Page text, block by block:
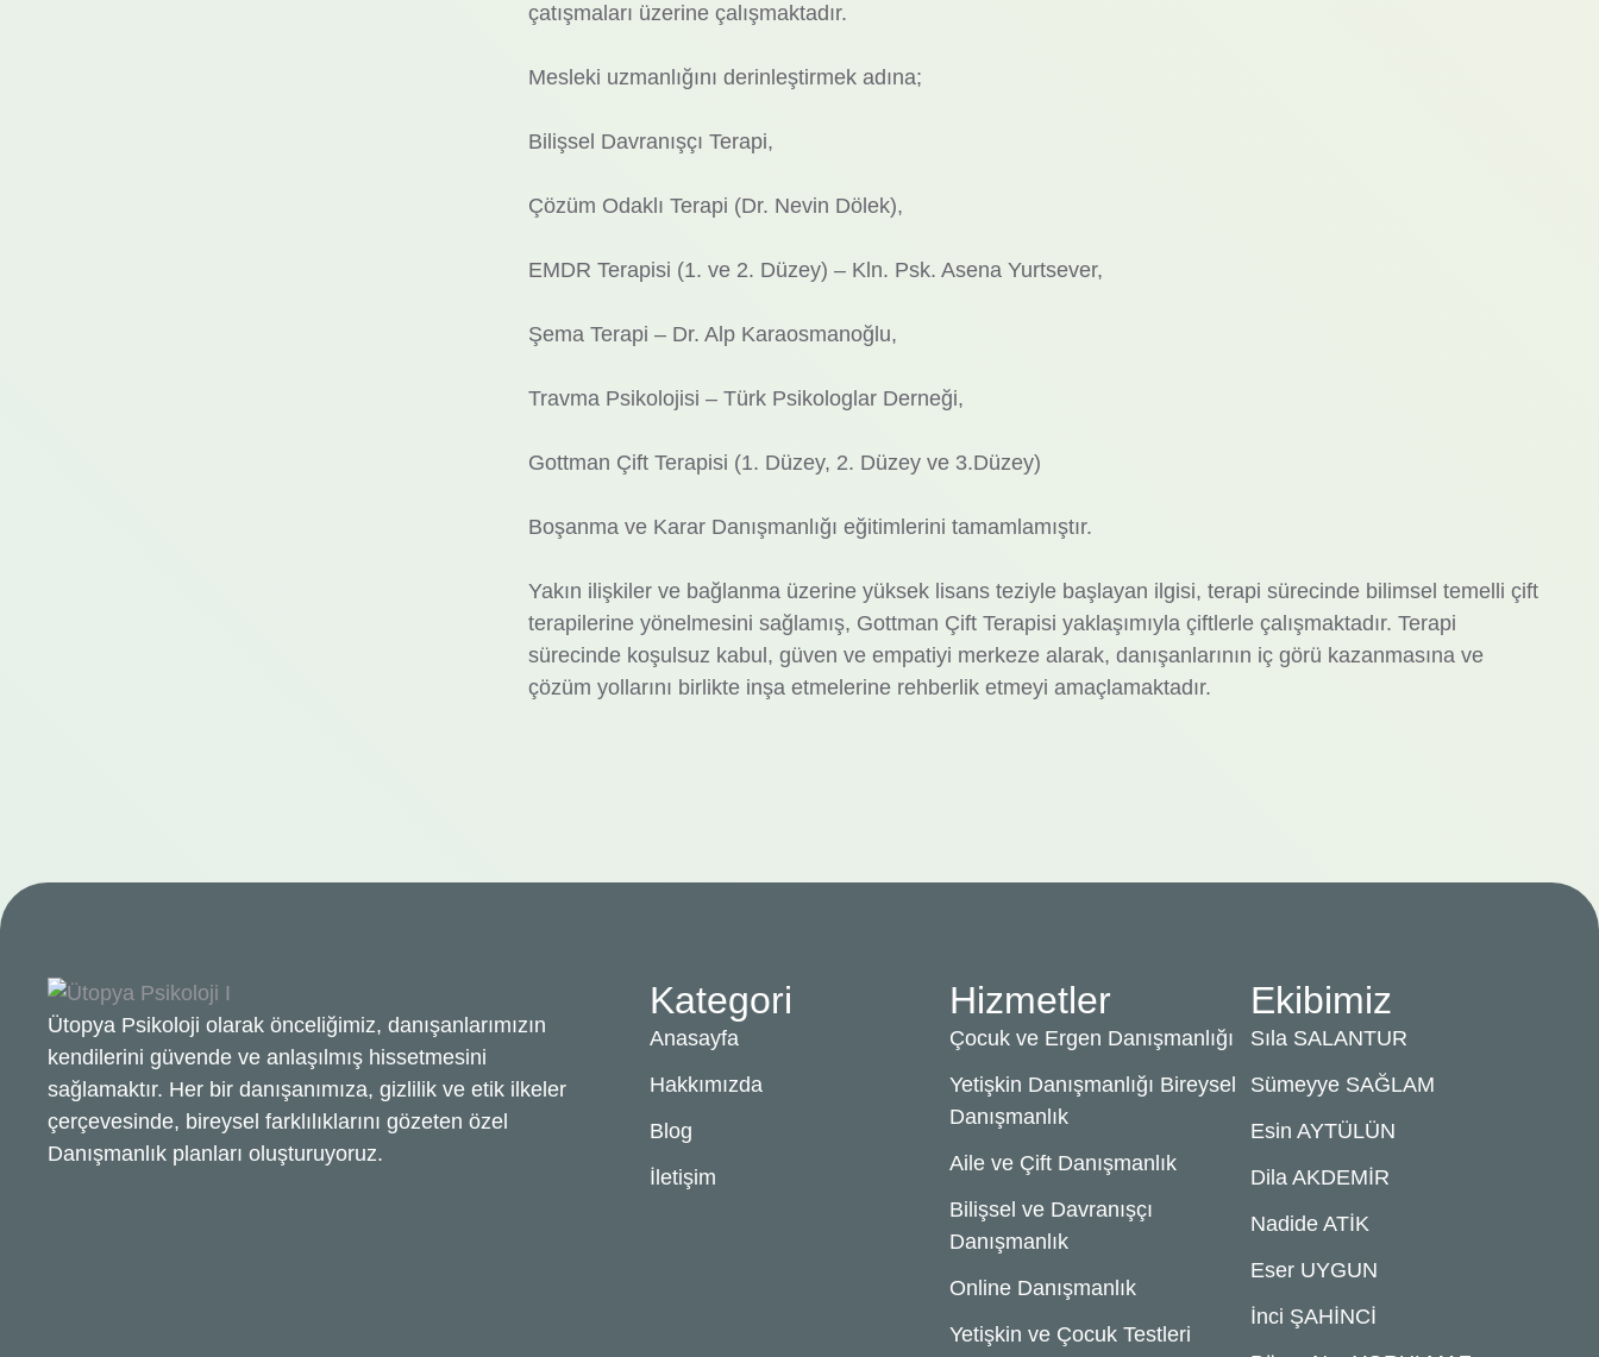
çatışmaları üzerine çalışmaktadır.
Mesleki uzmanlığını derinleştirmek adına;
Bilişsel Davranışçı Terapi,
Çözüm Odaklı Terapi (Dr. Nevin Dölek),
EMDR Terapisi (1. ve 2. Düzey) – Kln. Psk. Asena Yurtsever,
Şema Terapi – Dr. Alp Karaosmanoğlu,
Travma Psikolojisi – Türk Psikologlar Derneği,
Gottman Çift Terapisi (1. Düzey, 2. Düzey ve 3.Düzey)
Boşanma ve Karar Danışmanlığı eğitimlerini tamamlamıştır.
Yakın ilişkiler ve bağlanma üzerine yüksek lisans teziyle başlayan ilgisi, terapi sürecinde bilimsel temelli çift
terapilerine yönelmesini sağlamış, Gottman Çift Terapisi yaklaşımıyla çiftlerle çalışmaktadır. Terapi
sürecinde koşulsuz kabul, güven ve empatiyi merkeze alarak, danışanlarının iç görü kazanmasına ve
çözüm yollarını birlikte inşa etmelerine rehberlik etmeyi amaçlamaktadır.
Ütopya Psikoloji olarak önceliğimiz, danışanlarımızın
kendilerini güvende ve anlaşılmış hissetmesini
sağlamaktır. Her bir danışanımıza, gizlilik ve etik ilkeler
çerçevesinde, bireysel farklılıklarını gözeten özel
Danışmanlık planları oluşturuyoruz.
Kategori
Anasayfa
Hakkımızda
Blog
İletişim
Hizmetler
Çocuk ve Ergen Danışmanlığı
Yetişkin Danışmanlığı Bireysel
Danışmanlık
Aile ve Çift Danışmanlık
Bilişsel ve Davranışçı
Danışmanlık
Online Danışmanlık
Yetişkin ve Çocuk Testleri
Ekibimiz
Sıla SALANTUR
Sümeyye SAĞLAM
Esin AYTÜLÜN
Dila AKDEMİR
Nadide ATİK
Eser UYGUN
İnci ŞAHİNCİ